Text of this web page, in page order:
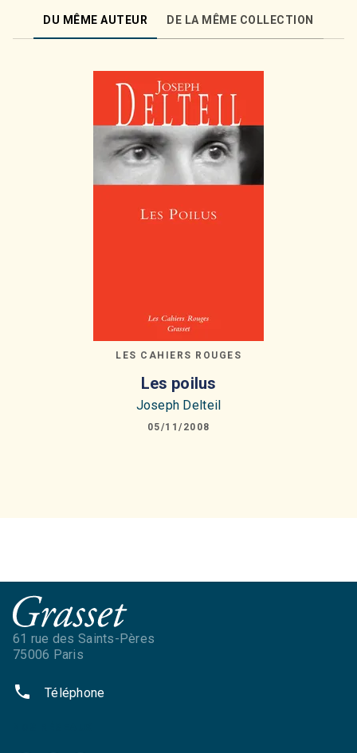
DU MÊME AUTEUR DE LA MÊME COLLECTION
LES CAHIERS ROUGES
Les poilus
Joseph Delteil
05/11/2008
61 rue des Saints-Pères
75006 Paris
phone Téléphone